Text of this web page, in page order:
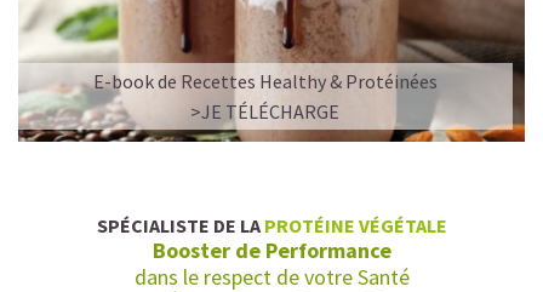
E-book de Recettes Healthy & Protéinées
>JE TÉLÉCHARGE
SPÉCIALISTE DE LA PROTÉINE VÉGÉTALE
Booster de Performance
dans le respect de votre Santé